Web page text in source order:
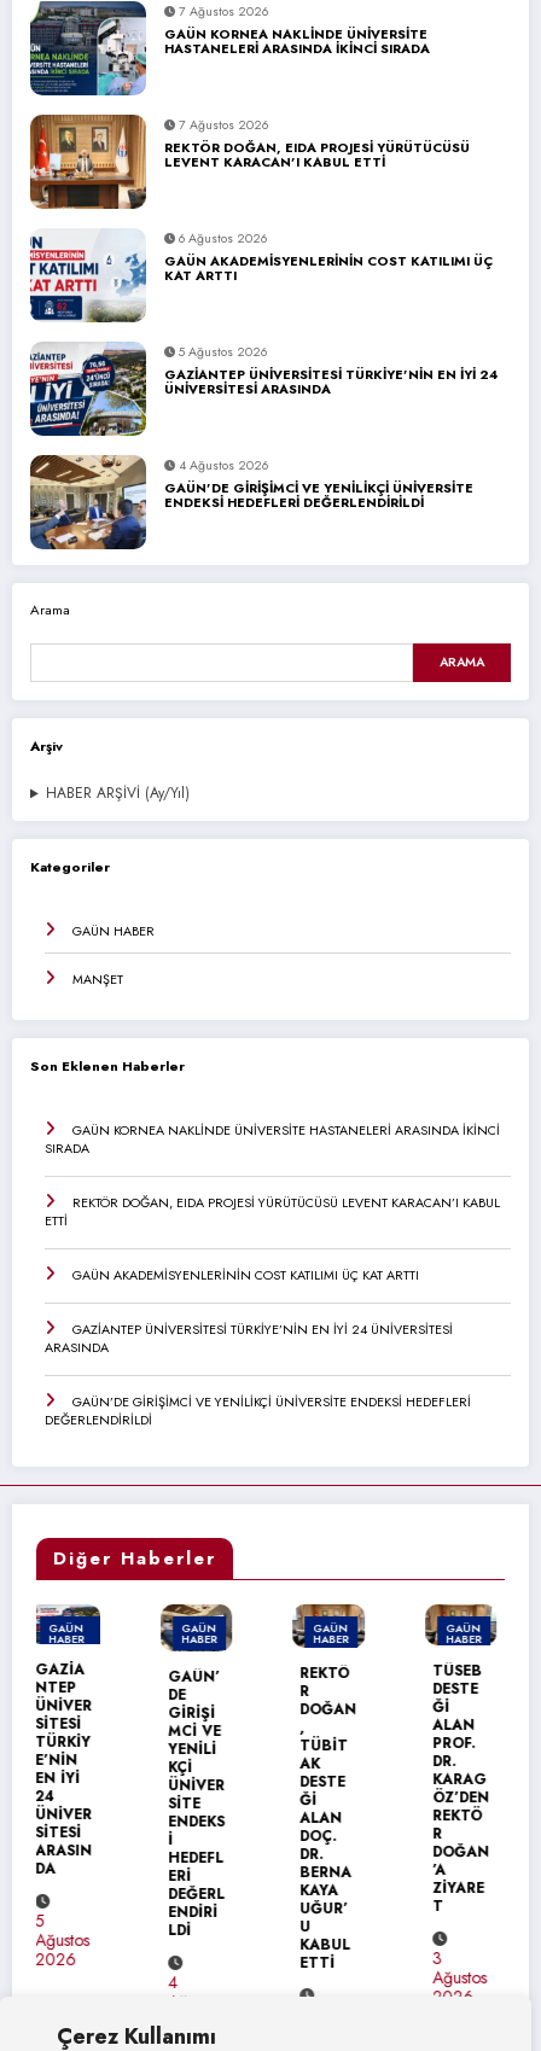
Çerez Kullanımı
7 Ağustos 2026
GAÜN KORNEA NAKLİNDE ÜNİVERSİTE
HASTANELERİ ARASINDA İKİNCİ SIRADA
7 Ağustos 2026
REKTÖR DOĞAN, EIDA PROJESİ YÜRÜTÜCÜSÜ
LEVENT KARACAN’I KABUL ETTİ
6 Ağustos 2026
GAÜN AKADEMİSYENLERİNİN COST KATILIMI ÜÇ
KAT ARTTI
5 Ağustos 2026
GAZİANTEP ÜNİVERSİTESİ TÜRKİYE’NİN EN İYİ 24
ÜNİVERSİTESİ ARASINDA
4 Ağustos 2026
GAÜN’DE GİRİŞİMCİ VE YENİLİKÇİ ÜNİVERSİTE
ENDEKSİ HEDEFLERİ DEĞERLENDİRİLDİ
Arama
ARAMA
Arşiv
HABER ARŞİVİ (Ay/Yıl)
Kategoriler
GAÜN HABER
MANŞET
Son Eklenen Haberler
GAÜN KORNEA NAKLİNDE ÜNİVERSİTE HASTANELERİ ARASINDA İKİNCİ
SIRADA
REKTÖR DOĞAN, EIDA PROJESİ YÜRÜTÜCÜSÜ LEVENT KARACAN’I KABUL
ETTİ
GAÜN AKADEMİSYENLERİNİN COST KATILIMI ÜÇ KAT ARTTI
GAZİANTEP ÜNİVERSİTESİ TÜRKİYE’NİN EN İYİ 24 ÜNİVERSİTESİ
ARASINDA
GAÜN’DE GİRİŞİMCİ VE YENİLİKÇİ ÜNİVERSİTE ENDEKSİ HEDEFLERİ
DEĞERLENDİRİLDİ
Diğer Haberler
GAÜN
HABER
GAÜN’
DE
GİRİŞİ
MCİ VE
YENİLİ
KÇİ
ÜNİVER
SİTE
ENDEKS
İ
HEDEFL
LDİ
GAÜN
HABER
REKTÖ
DOĞAN
,
TÜBİT
DESTE
Ğİ
ALAN
DR.
KAYA
UĞUR’
Ağustos
GAÜN
HABER
TÜSEB
Ğİ
PROF.
KARAG
REKTÖ
R
’A
ZİYARE
T
3
GAÜN
HABER
GAÜN
TEKNİK
ER
MESLEK
YÜKSEK
OKULU’
NDA
MEZUN
İYET
SEVİNC
2026